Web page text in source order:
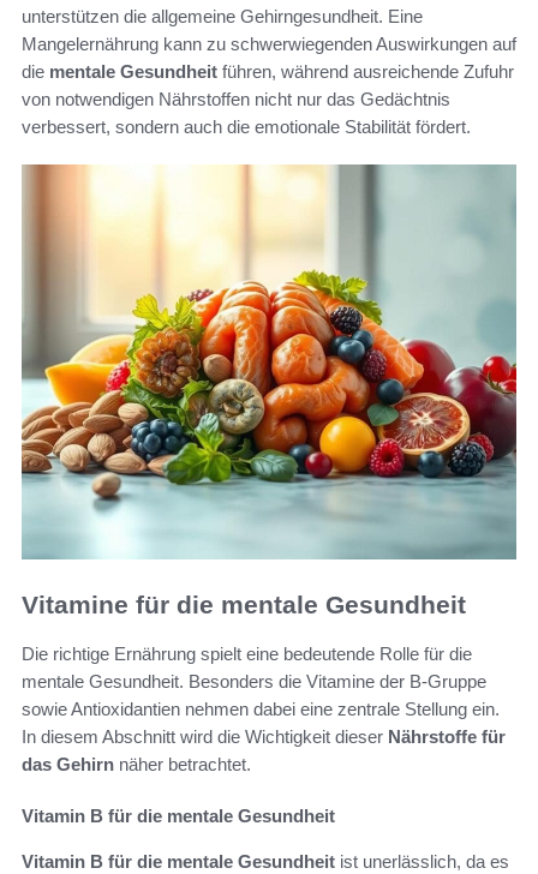
unterstützen die allgemeine Gehirngesundheit. Eine
Mangelernährung kann zu schwerwiegenden Auswirkungen auf
die mentale Gesundheit führen, während ausreichende Zufuhr
von notwendigen Nährstoffen nicht nur das Gedächtnis
verbessert, sondern auch die emotionale Stabilität fördert.
Vitamine für die mentale Gesundheit
Die richtige Ernährung spielt eine bedeutende Rolle für die
mentale Gesundheit. Besonders die Vitamine der B-Gruppe
sowie Antioxidantien nehmen dabei eine zentrale Stellung ein.
In diesem Abschnitt wird die Wichtigkeit dieser Nährstoffe für
das Gehirn näher betrachtet.
Vitamin B für die mentale Gesundheit
Vitamin B für die mentale Gesundheit ist unerlässlich, da es